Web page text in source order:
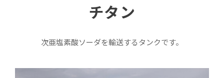
チタン
次亜塩素酸ソーダを輸送するタンクです。